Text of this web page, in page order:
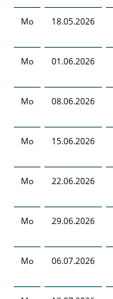
Mo 18.05.2026
Mo 01.06.2026
Mo 08.06.2026
Mo 15.06.2026
Mo 22.06.2026
Mo 29.06.2026
Mo 06.07.2026